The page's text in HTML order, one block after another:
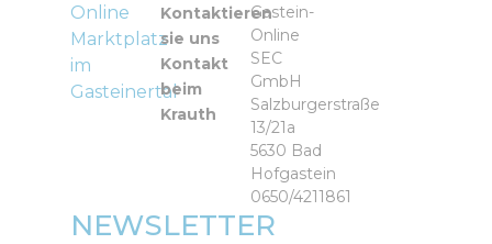
Online
Marktplatz
im
Gasteinertal
Kontaktieren
sie uns
Kontakt
beim
Krauth
Gastein-
Online
SEC
GmbH
Salzburgerstraße
13/21a
5630 Bad
Hofgastein
0650/4211861
NEWSLETTER